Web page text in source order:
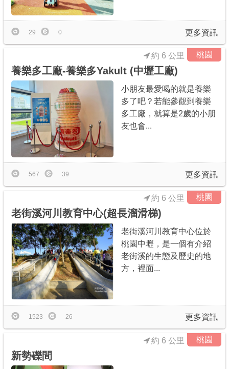
更多資訊
29 0
桃園
約 6 公里
養樂多工廠-養樂多Yakult (中壢工廠)
小朋友最愛喝的就是養樂
多了吧？若能參觀到養樂
多工廠，就算是2歲的小朋
友也會...
更多資訊
567 39
桃園
約 6 公里
老街溪河川教育中心(超長溜滑梯)
老街溪河川教育中心位於
桃園中壢，是一個有介紹
老街溪的生態及歷史的地
方，裡面...
更多資訊
1523 26
桃園
約 6 公里
新勢礫間